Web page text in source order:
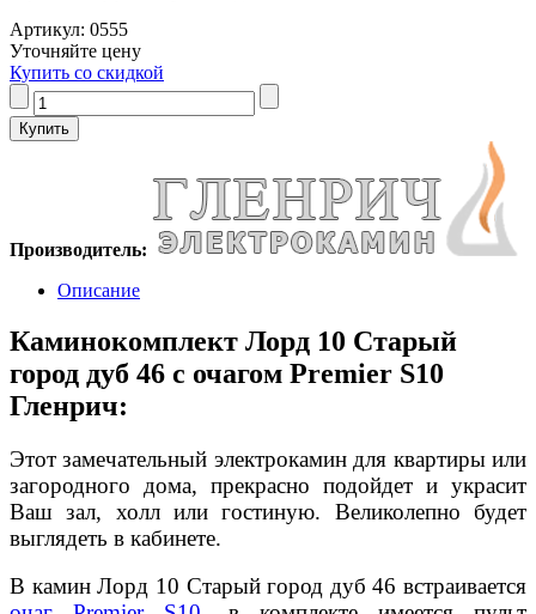
Артикул: 0555
Уточняйте цену
Купить со скидкой
Производитель:
Описание
Каминокомплект Лорд 10 Старый
город дуб 46 с очагом Premier S10
Гленрич:
Этот замечательный электрокамин для квартиры или
загородного дома, прекрасно подойдет и украсит
Ваш зал, холл или гостиную. Великолепно будет
выглядеть в кабинете.
В камин Лорд 10 Старый город дуб 46 встраивается